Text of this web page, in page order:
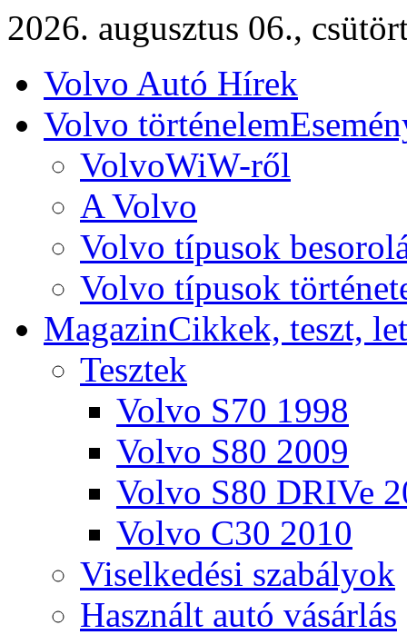
2026. augusztus 06.,
Volvo Autó Hírek
Volvo történelem
VolvoWiW-ről
A Volvo
Volvo típusok
Volvo típusok
MagazinCikkek, teszt,
Tesztek
Volvo S70 1998
Volvo S80 2009
Volvo S80 DRIVe
Volvo C30 2010
Viselkedési szabályok
Használt autó vásárlás